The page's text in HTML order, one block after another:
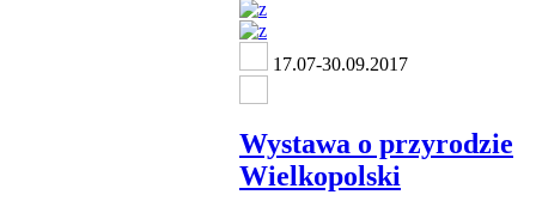
17.07-30.09.2017
Wystawa o przyrodzie
Wielkopolski